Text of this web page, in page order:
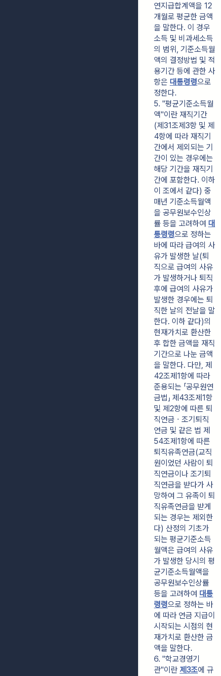
연지급합계액을 12
개월로 평균한 금액
을 말한다. 이 경우
소득 및 비과세소득
의 범위, 기준소득월
액의 결정방법 및 적
용기간 등에 관한 사
항은 대통령령으로
정한다.
5. "평균기준소득월
액"이란 재직기간
(제31조제3항 및 제
4항에 따라 재직기
간에서 제외되는 기
간이 있는 경우에는
해당 기간을 재직기
간에 포함한다. 이하
이 조에서 같다) 중
매년 기준소득월액
을 공무원보수인상
률 등을 고려하여 대
통령령으로 정하는
바에 따라 급여의 사
유가 발생한 날(퇴
직으로 급여의 사유
가 발생하거나 퇴직
후에 급여의 사유가
발생한 경우에는 퇴
직한 날의 전날을 말
한다. 이하 같다)의
현재가치로 환산한
후 합한 금액을 재직
기간으로 나눈 금액
을 말한다. 다만, 제
42조제1항에 따라
준용되는 「공무원연
금법」 제43조제1항
및 제2항에 따른 퇴
직연금ㆍ조기퇴직
연금 및 같은 법 제
54조제1항에 따른
퇴직유족연금(교직
원이었던 사람이 퇴
직연금이나 조기퇴
직연금을 받다가 사
망하여 그 유족이 퇴
직유족연금을 받게
되는 경우는 제외한
다) 산정의 기초가
되는 평균기준소득
월액은 급여의 사유
가 발생한 당시의 평
균기준소득월액을
공무원보수인상률
등을 고려하여 대통
령령으로 정하는 바
에 따라 연금 지급이
시작되는 시점의 현
재가치로 환산한 금
액을 말한다.
6. "학교경영기
관"이란 제3조에 규